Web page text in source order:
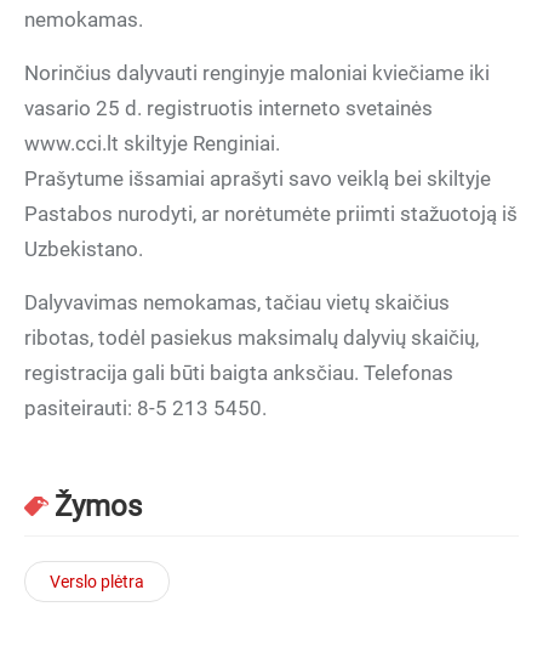
nemokamas.
Norinčius dalyvauti renginyje maloniai kviečiame iki
vasario 25 d. registruotis interneto svetainės
www.cci.lt skiltyje Renginiai.
Prašytume išsamiai aprašyti savo veiklą bei skiltyje
Pastabos nurodyti, ar norėtumėte priimti stažuotoją iš
Uzbekistano.
Dalyvavimas nemokamas, tačiau vietų skaičius
ribotas, todėl pasiekus maksimalų dalyvių skaičių,
registracija gali būti baigta anksčiau. Telefonas
pasiteirauti: 8-5 213 5450.
Žymos
Verslo plėtra